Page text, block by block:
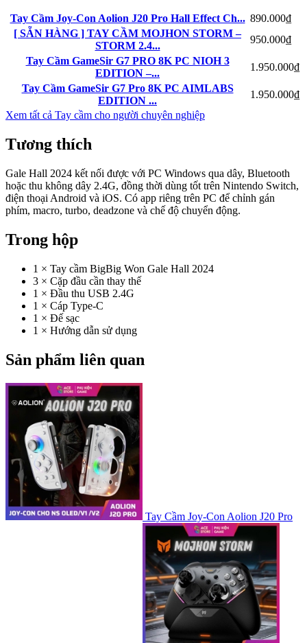
Tay Cầm Joy-Con Aolion J20 Pro Hall Effect Ch... 890.000₫
[ SẴN HÀNG ] TAY CẦM MOJHON STORM –
STORM 2.4...
950.000₫
Tay Cầm GameSir G7 PRO 8K PC NIOH 3
EDITION –...
1.950.000₫
Tay Cầm GameSir G7 Pro 8K PC AIMLABS
EDITION ...
1.950.000₫
Xem tất cả Tay cầm cho người chuyên nghiệp
Tương thích
Gale Hall 2024 kết nối được với PC Windows qua dây, Bluetooth
hoặc thu không dây 2.4G, đồng thời dùng tốt trên Nintendo Switch,
điện thoại Android và iOS. Có app riêng trên PC để chỉnh gán
phím, macro, turbo, deadzone và chế độ chuyển động.
Trong hộp
1 × Tay cầm BigBig Won Gale Hall 2024
3 × Cặp đầu cần thay thế
1 × Đầu thu USB 2.4G
1 × Cáp Type-C
1 × Đế sạc
1 × Hướng dẫn sử dụng
Sản phẩm liên quan
Tay Cầm Joy-Con Aolion J20 Pro